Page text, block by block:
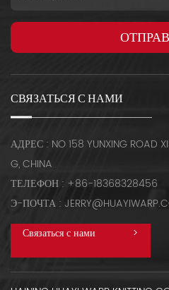
СВЯЗАТЬСЯ С НАМИ
АДРЕС : NO 158 YUNXING ROAD
G, CHINA
ТЕЛЕФОН : +86-18368328456
Э-ПОЧТА :
Связаться с нами
>